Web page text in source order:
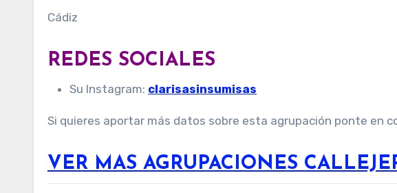
Cádiz
REDES SOCIALES
Su Instagram: clarisasinsumisas
Si quieres aportar más datos sobre esta agrupación ponte en
VER MAS AGRUPACIONES